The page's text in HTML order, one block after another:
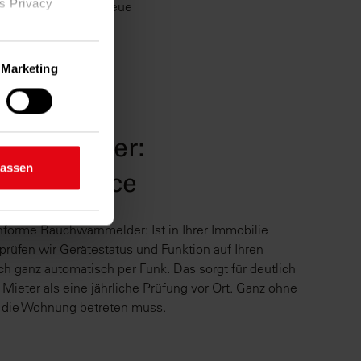
Privacy
legen Sie
Bereichen
Marketing
und neue
und sicher:
Service
Rauchwarnmelder: Ist in Ihrer Immobilie
wir Gerätestatus und Funktion auf Ihren
ganz automatisch per Funk. Das sorgt für deutlich
als eine jährliche Prüfung vor Ort. Ganz ohne
Wohnung betreten muss.